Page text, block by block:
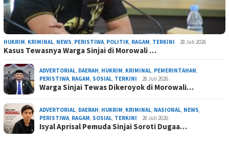
HUKRIM KRIMINAL NEWS PERISTIWA POLITIK RAGAM TERKINI 28 Juli 2026
Kasus Tewasnya Warga Sinjai di Morowali …
ADVERTORIAL DAERAH HUKRIM KRIMINAL PEMERINTAHAN
PERISTIWA RAGAM SOSIAL TERKINI 28 Juli 2026
Warga Sinjai Tewas Dikeroyok di Morowali…
ADVERTORIAL DAERAH HUKRIM KRIMINAL NASIONAL NEWS
PERISTIWA RAGAM SOSIAL TERKINI 28 Juli 2026
Isyal Aprisal Pemuda Sinjai Soroti Dugaa…